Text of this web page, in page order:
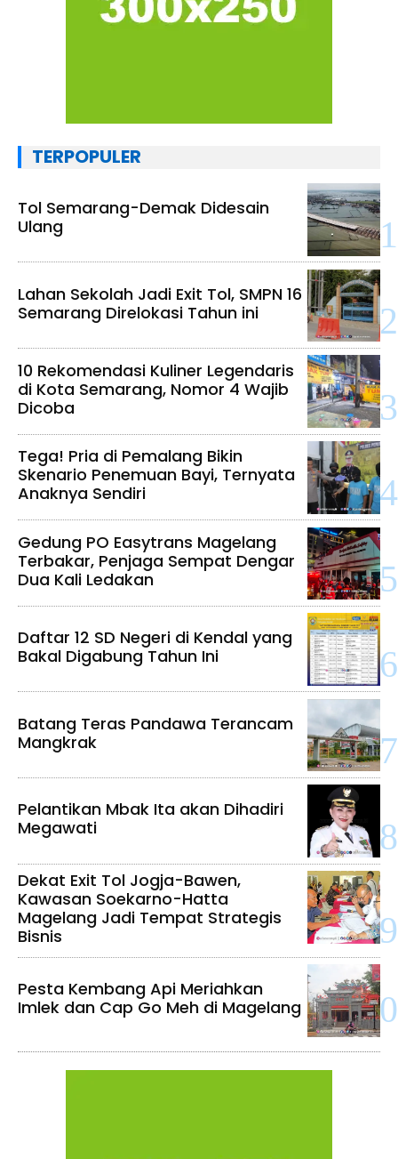
TERPOPULER
Tol Semarang-Demak Didesain
Ulang
Lahan Sekolah Jadi Exit Tol, SMPN 16
Semarang Direlokasi Tahun ini
10 Rekomendasi Kuliner Legendaris
di Kota Semarang, Nomor 4 Wajib
Dicoba
Tega! Pria di Pemalang Bikin
Skenario Penemuan Bayi, Ternyata
Anaknya Sendiri
Gedung PO Easytrans Magelang
Terbakar, Penjaga Sempat Dengar
Dua Kali Ledakan
Daftar 12 SD Negeri di Kendal yang
Bakal Digabung Tahun Ini
Batang Teras Pandawa Terancam
Mangkrak
Pelantikan Mbak Ita akan Dihadiri
Megawati
Dekat Exit Tol Jogja-Bawen,
Kawasan Soekarno-Hatta
Magelang Jadi Tempat Strategis
Bisnis
Pesta Kembang Api Meriahkan
Imlek dan Cap Go Meh di Magelang